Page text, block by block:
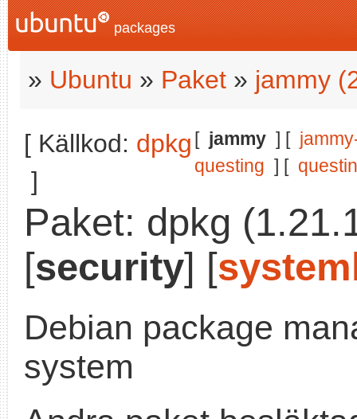
packages
» Ubuntu » Paket » jammy
[ jammy ] [
questing ] [
[ Källkod: dpkg
]
Paket: dpkg
[security] [
Debian package
system